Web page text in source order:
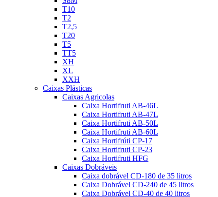
T10
T2
T2,5
T20
T5
TT5
XH
XL
XXH
Caixas Plásticas
Caixas Agricolas
Caixa Hortifruti AB-46L
Caixa Hortifruti AB-47L
Caixa Hortifruti AB-50L
Caixa Hortifruti AB-60L
Caixa Hortifrúti CP-17
Caixa Hortifruti CP-23
Caixa Hortifruti HFG
Caixas Dobráveis
Caixa dobrável CD-180 de 35 litros
Caixa Dobrável CD-240 de 45 litros
Caixa Dobrável CD-40 de 40 litros